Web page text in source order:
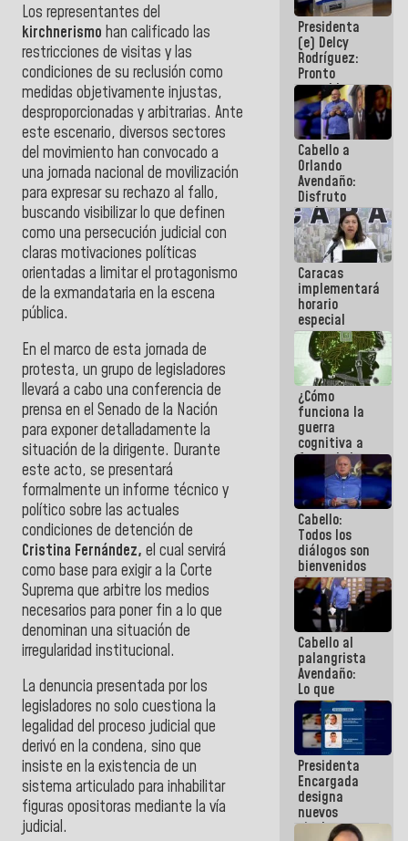
Los representantes del
kirchnerismo han calificado las
restricciones de visitas y las
condiciones de su reclusión como
medidas objetivamente injustas,
desproporcionadas y arbitrarias. Ante
este escenario, diversos sectores
del movimiento han convocado a
una jornada nacional de movilización
para expresar su rechazo al fallo,
buscando visibilizar lo que definen
como una persecución judicial con
claras motivaciones políticas
orientadas a limitar el protagonismo
de la exmandataria en la escena
pública.
En el marco de esta jornada de
protesta, un grupo de legisladores
llevará a cabo una conferencia de
prensa en el Senado de la Nación
para exponer detalladamente la
situación de la dirigente. Durante
este acto, se presentará
formalmente un informe técnico y
político sobre las actuales
condiciones de detención de
Cristina Fernández, el cual servirá
como base para exigir a la Corte
Suprema que arbitre los medios
necesarios para poner fin a lo que
denominan una situación de
irregularidad institucional.
La denuncia presentada por los
legisladores no solo cuestiona la
legalidad del proceso judicial que
derivó en la condena, sino que
insiste en la existencia de un
sistema articulado para inhabilitar
figuras opositoras mediante la vía
judicial.
Presidenta
(e) Delcy
Rodríguez:
Pronto
restableceremos
las
operaciones
en el
Aeropuerto
Internacional
de
Maiquetía
Cabello a
Orlando
Avendaño:
Disfruto
cada vez
que escribes
porque lo
que haces
es
embarrarla
Caracas
implementará
horario
especial
para
adaptarse
al plan de
ahorro
energético
¿Cómo
funciona la
guerra
cognitiva a
favor de la
narrativa
hegemónica?
(1)
Cabello:
Todos los
diálogos son
bienvenidos
siempre que
estén en el
marco de la
Constitución
de la
República
Cabello al
palangrista
Avendaño:
Lo que
vayas a
escribir
hazlo hoy
por que no
sabemos si
la semana
que viene
hay
programa
Presidenta
Encargada
designa
nuevos
titulares en